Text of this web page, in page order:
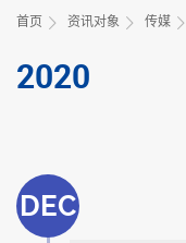
首页 资讯对象 传媒
2020
DEC